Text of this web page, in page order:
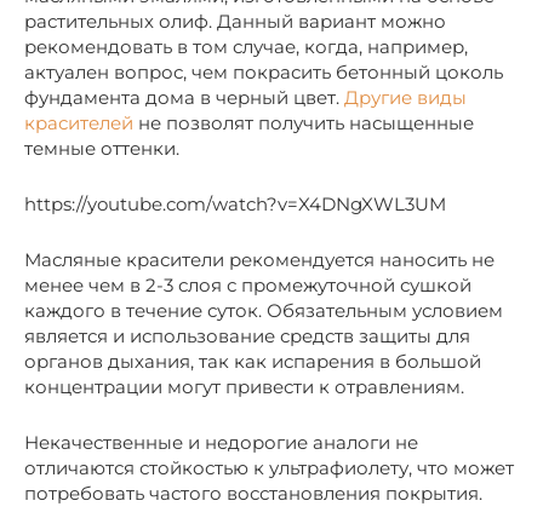
растительных олиф. Данный вариант можно
рекомендовать в том случае, когда, например,
актуален вопрос, чем покрасить бетонный цоколь
фундамента дома в черный цвет. Другие виды
красителей не позволят получить насыщенные
темные оттенки.
https://youtube.com/watch?v=X4DNgXWL3UM
Масляные красители рекомендуется наносить не
менее чем в 2-3 слоя с промежуточной сушкой
каждого в течение суток. Обязательным условием
является и использование средств защиты для
органов дыхания, так как испарения в большой
концентрации могут привести к отравлениям.
Некачественные и недорогие аналоги не
отличаются стойкостью к ультрафиолету, что может
потребовать частого восстановления покрытия.